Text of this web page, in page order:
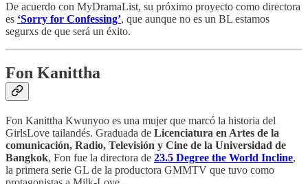
De acuerdo con MyDramaList, su próximo proyecto como directora
es ‘Sorry for Confessing’, que aunque no es un BL estamos
segurxs de que será un éxito.
Fon Kanittha
Fon Kanittha Kwunyoo es una mujer que marcó la historia del
GirlsLove tailandés. Graduada de Licenciatura en Artes de la
comunicación, Radio, Televisión y Cine de la Universidad de
Bangkok, Fon fue la directora de 23.5 Degree the World Incline,
la primera serie GL de la productora GMMTV que tuvo como